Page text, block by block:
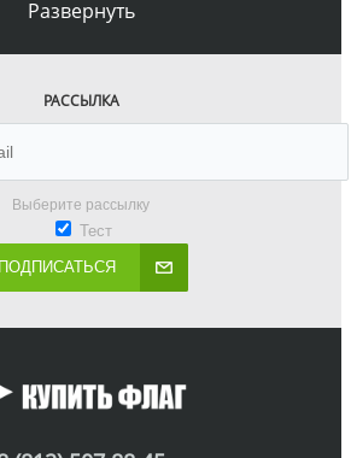
Развернуть
РАССЫЛКА
Выберите рассылку
Тест
ПОДПИСАТЬСЯ